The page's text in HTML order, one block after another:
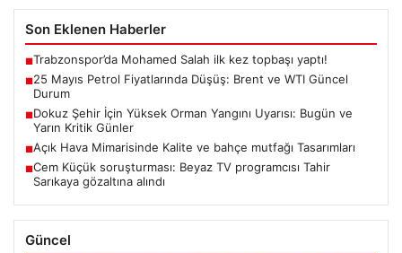
Son Eklenen Haberler
■Trabzonspor’da Mohamed Salah ilk kez topbaşı yaptı!
■25 Mayıs Petrol Fiyatlarında Düşüş: Brent ve WTI Güncel
Durum
■Dokuz Şehir İçin Yüksek Orman Yangını Uyarısı: Bugün ve
Yarın Kritik Günler
■Açık Hava Mimarisinde Kalite ve bahçe mutfağı Tasarımları
■Cem Küçük soruşturması: Beyaz TV programcısı Tahir
Sarıkaya gözaltına alındı
Güncel